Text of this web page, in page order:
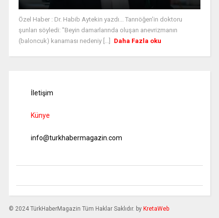
Özel Haber : Dr. Habib Aytekin yazdı... Tanrıöğen'in doktoru
şunları söyledi: "Beyin damarlarında oluşan anevrizmanın
(baloncuk) kanaması nedeniy [...]
Daha Fazla oku
İletişim
Künye
info@turkhabermagazin.com
© 2024 TürkHaberMagazin Tüm Haklar Saklıdır. by KretaWeb